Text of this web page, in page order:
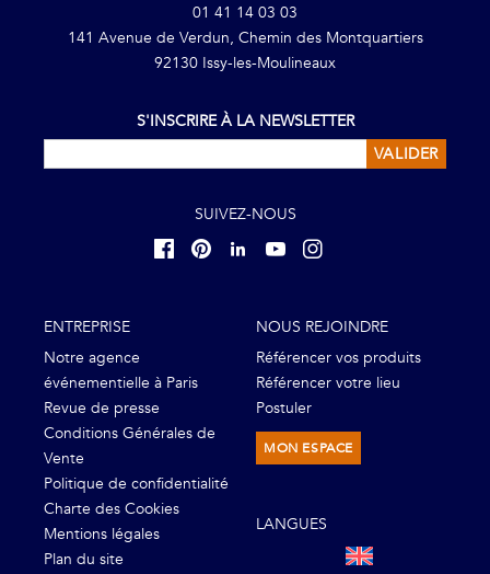
01 41 14 03 03
141 Avenue de Verdun, Chemin des Montquartiers
92130 Issy-les-Moulineaux
S'INSCRIRE À LA NEWSLETTER
VALIDER
SUIVEZ-NOUS
ENTREPRISE
Notre agence
événementielle à Paris
Revue de presse
Conditions Générales de
Vente
Politique de confidentialité
Charte des Cookies
Mentions légales
Plan du site
NOUS REJOINDRE
Référencer vos produits
Référencer votre lieu
Postuler
MON ESPACE
LANGUES